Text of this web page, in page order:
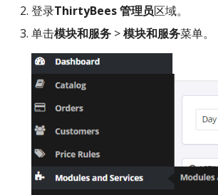
登录ThirtyBees 管理员区域。
单击模块和服务 >模块和服务菜单。